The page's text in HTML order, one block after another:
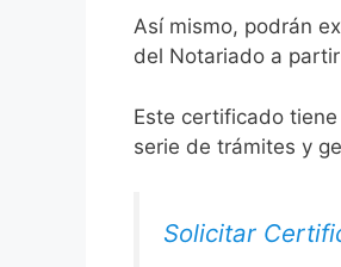
Así mismo, podrán
del Notariado a
Este certificado
serie de trámites y
Solicitar